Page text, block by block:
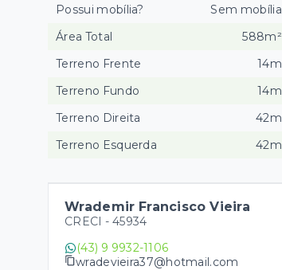
Possui mobília?
Sem mobília
Área Total
588m²
Terreno Frente
14m
Terreno Fundo
14m
Terreno Direita
42m
Terreno Esquerda
42m
Wrademir Francisco Vieira
CRECI - 45934
(43) 9 9932-1106
wradevieira37@hotmail.com